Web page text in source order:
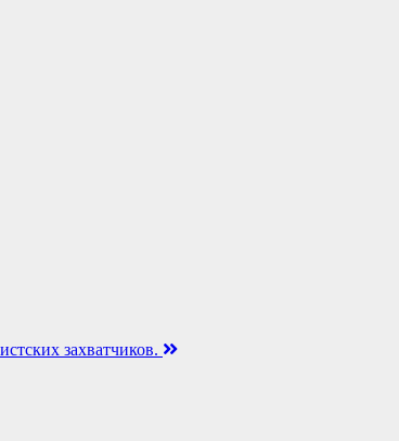
захватчиков.